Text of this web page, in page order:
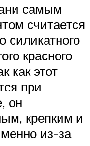
самым
считается
силикатного
красного
как этот
при
он
крепким и
из-за